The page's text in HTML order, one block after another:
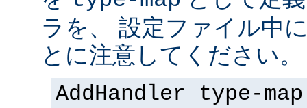
ラを、 設定ファイル中
とに注意してください
AddHandler type-